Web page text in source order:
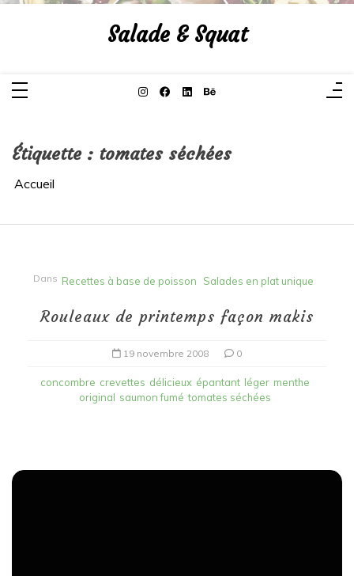
Aller
Salade & Squat
Étiquette : tomates séchées
Accueil
Dans Recettes à base de poisson Salades en plat unique
Rouleaux de printemps façon makis
19 novembre 2008 0
concombre crevettes délicieux épantant léger menthe
original saumon fumé tomates séchées